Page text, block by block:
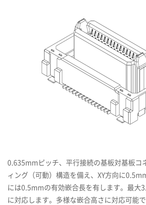
0.635mmピッチ、平行接続の基板対基板コ
ィング（可動）構造を備え、XY方向に
には0.5mmの有効嵌合長を有します。最
に対応します。多様な嵌合高さに対応可能